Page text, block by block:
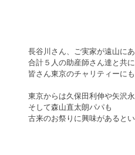
長谷川さん、ご実家が遠山に
合計５人の助産師さん達と共に
皆さん東京のチャリティーに
東京からは久保田利伸や矢沢
そして森山直太朗パパも
古来のお祭りに興味があるとい